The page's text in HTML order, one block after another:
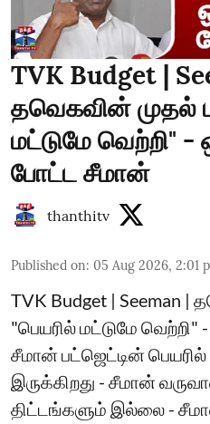
TVK Budget |
தவெகவின் முதல்
மட்டுமே வெற்றி"
போட்ட சீமான்
thanthitv
Published on: 05 Aug 2026, 2:01
TVK Budget | Seeman
"பெயரில் மட்டுமே வெற்றி"
சீமான் பட்ஜெட்டின் பெயரில்
இருக்கிறது - சீமான்
திட்டங்களும் இல்லை -